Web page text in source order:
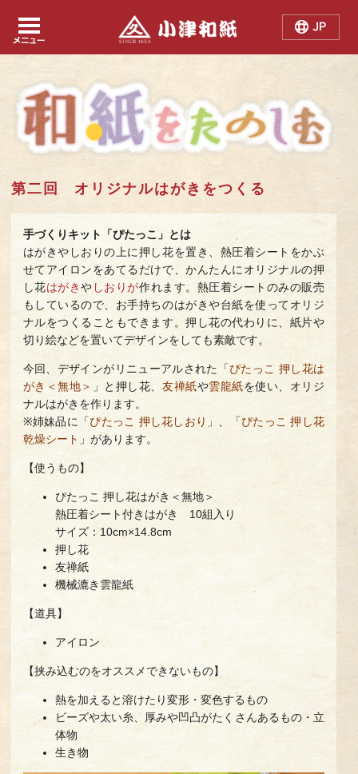
Japanese
English
Chinese
第二回 オリジナルはがきをつくる
手づくりキット「ぴたっこ」とは
はがきやしおりの上に押し花を置き、熱圧着シートをかぶ
せてアイロンをあてるだけで、かんたんにオリジナルの押
し花はがきや しおりが作れます。熱圧着シートのみの販売
もしているので、お手持ちのはがきや台紙を使ってオリジ
ナルをつくることもできます。押し花の代わりに、紙片や
切り絵などを置いてデザインをしても素敵です。
今回、デザインがリニューアルされた「ぴたっこ 押し花は
がき＜無地＞ 」と押し花、友禅紙や雲龍紙を使い、オリジ
ナルはがきを作ります。
※姉妹品に「ぴたっこ 押し花しおり 」、「ぴたっこ 押し花
乾燥シート 」があります。
【使うもの】
ぴたっこ 押し花はがき＜無地＞
熱圧着シート付きはがき 10組入り
サイズ：10cm×14.8cm
押し花
友禅紙
機械漉き雲龍紙
【道具】
アイロン
【挟み込むのをオススメできないもの】
熱を加えると溶けたり変形・変色するもの
ビーズや太い糸、厚みや凹凸がたくさんあるもの・立
体物
生き物